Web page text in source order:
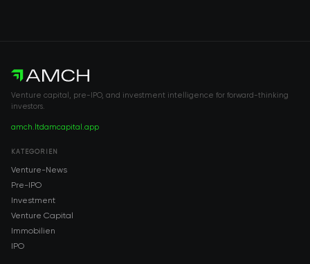
Venture capital, pre-IPO, and investment intelligence for forward-thinking
investors.
amch.ltdamcapital.app
KATEGORIEN
Venture-News
Pre-IPO
Investment
Venture Capital
Immobilien
IPO